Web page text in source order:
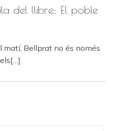
del llibre: El poble
matí, Bellprat no és només